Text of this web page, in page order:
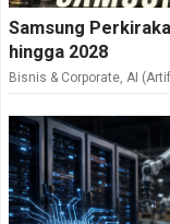
Samsung
hingga 2028
Bisnis & Corporate, AI